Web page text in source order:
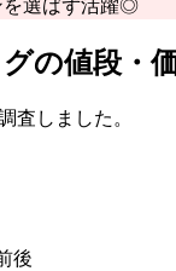
を選ばず活躍◎
の値段・
査しました。
後